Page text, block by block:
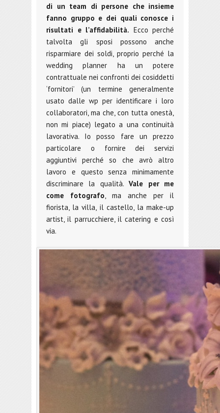
di un team di persone che insieme
fanno gruppo e dei quali conosce i
risultati e l’affidabilità. Ecco perché
talvolta gli sposi possono anche
risparmiare dei soldi, proprio perché la
wedding planner ha un potere
contrattuale nei confronti dei cosiddetti
‘fornitori’ (un termine generalmente
usato dalle wp per identificare i loro
collaboratori, ma che, con tutta onestà,
non mi piace) legato a una continuità
lavorativa. Io posso fare un prezzo
particolare o fornire dei servizi
aggiuntivi perché so che avrò altro
lavoro e questo senza minimamente
discriminare la qualità.Vale per me
come fotografo, ma anche per il
fiorista, la villa, il castello, la make-up
artist, il parrucchiere, il catering e così
via.